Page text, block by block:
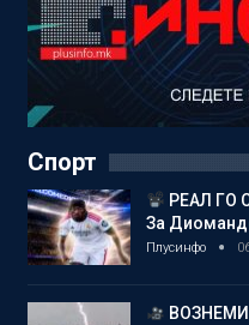
Спорт
РЕАЛ ГО
За
Плусинфо